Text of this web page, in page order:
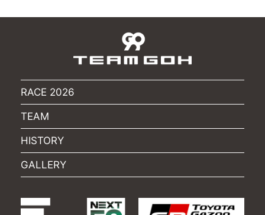
RACE 2026
TEAM
HISTORY
GALLERY